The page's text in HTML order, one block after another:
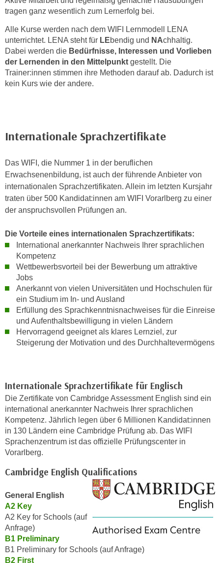
tragen ganz wesentlich zum Lernerfolg bei.
Alle Kurse werden nach dem WIFI Lernmodell LENA
unterrichtet. LENA steht für LEbendig und NAchhaltig.
Dabei werden die Bedürfnisse, Interessen und Vorlieben
der Lernenden in den Mittelpunkt gestellt. Die
Trainer:innen stimmen ihre Methoden darauf ab. Dadurch ist
kein Kurs wie der andere.
Internationale Sprachzertifikate
Das WIFI, die Nummer 1 in der beruflichen
Erwachsenenbildung, ist auch der führende Anbieter von
internationalen Sprachzertifikaten. Allein im letzten Kursjahr
traten über 500 Kandidat:innen am WIFI Vorarlberg zu einer
der anspruchsvollen Prüfungen an.
Die Vorteile eines internationalen Sprachzertifikats:
International anerkannter Nachweis Ihrer sprachlichen
Kompetenz
Wettbewerbsvorteil bei der Bewerbung um attraktive
Jobs
Anerkannt von vielen Universitäten und Hochschulen für
ein Studium im In- und Ausland
Erfüllung des Sprachkenntnisnachweises für die Einreise
und Aufenthaltsbewilligung in vielen Ländern
Hervorragend geeignet als klares Lernziel, zur
Steigerung der Motivation und des Durchhaltevermögens
Internationale Sprachzertifikate für Englisch
Die Zertifikate von Cambridge Assessment English sind ein
international anerkannter Nachweis Ihrer sprachlichen
Kompetenz. Jährlich legen über 6 Millionen Kandidat:innen
in 130 Ländern eine Cambridge Prüfung ab. Das WIFI
Sprachenzentrum ist das offizielle Prüfungscenter in
Vorarlberg.
Cambridge English Qualifications
General English
A2 Key
A2 Key for Schools (auf
Anfrage)
B1 Preliminary
B1 Preliminary for Schools (auf Anfrage)
B2 First
n
S
e
a
u
„
e
n
k
i
k
v
e
r
w
e
n
d
n
i
r
z
i
e
l
i
h
n
c
h
D
t
e
n
s
c
u
t
a
o
m
i
s
c
h
e
n
U
U
S
A
u
n
t